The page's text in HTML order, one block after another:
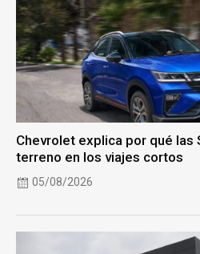
Chevrolet explica por qué las
terreno en los viajes cortos
05/08/2026